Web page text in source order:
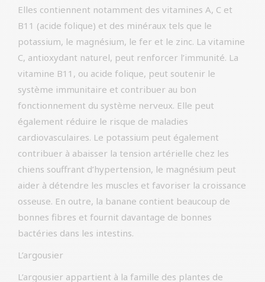
Elles contiennent notamment des vitamines A, C et
B11 (acide folique) et des minéraux tels que le
potassium, le magnésium, le fer et le zinc. La vitamine
C, antioxydant naturel, peut renforcer l’immunité. La
vitamine B11, ou acide folique, peut soutenir le
système immunitaire et contribuer au bon
fonctionnement du système nerveux. Elle peut
également réduire le risque de maladies
cardiovasculaires. Le potassium peut également
contribuer à abaisser la tension artérielle chez les
chiens souffrant d’hypertension, le magnésium peut
aider à détendre les muscles et favoriser la croissance
osseuse. En outre, la banane contient beaucoup de
bonnes fibres et fournit davantage de bonnes
bactéries dans les intestins.
L’argousier
L’argousier appartient à la famille des plantes de